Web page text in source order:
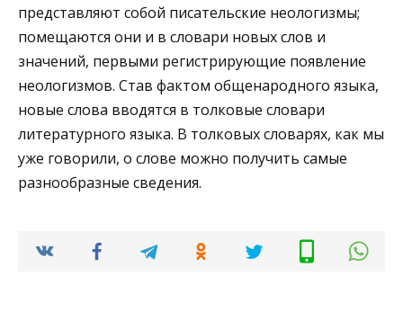
представляют собой писательские неологизмы;
помещаются они и в словари новых слов и
значений, первыми регистрирующие появление
неологизмов. Став фактом общенародного языка,
новые слова вводятся в толковые словари
литературного языка. В толковых словарях, как мы
уже говорили, о слове можно получить самые
разнообразные сведения.